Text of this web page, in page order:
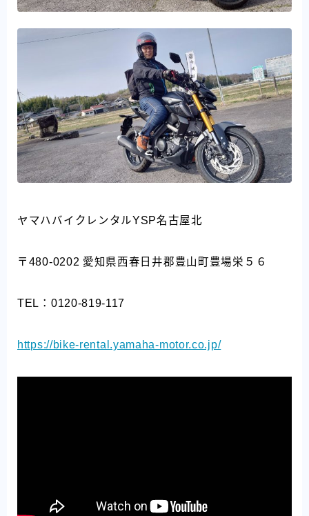
ヤマハバイクレンタルYSP名古屋北
〒480-0202 愛知県西春日井郡豊山町豊場栄５６
TEL：0120-819-117
https://bike-rental.yamaha-motor.co.jp/